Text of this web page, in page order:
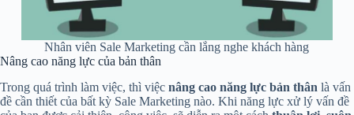
Nhân viên Sale Marketing cần lắng nghe khách hàng
Nâng cao năng lực của bản thân
Trong quá trình làm việc, thì việc nâng cao năng lực bản thân là vấn
đề cần thiết của bất kỳ Sale Marketing nào. Khi năng lực xử lý vấn đề